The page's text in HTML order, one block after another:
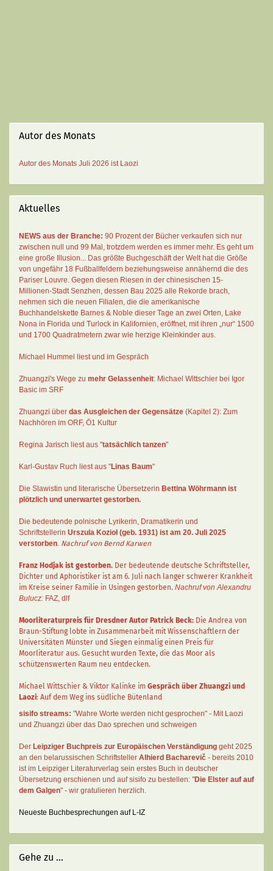
Autor des Monats
Autor des Monats Juli 2026 ist Laozi
Aktuelles
NEWS aus der Branche: 90 Prozent der Bücher verkaufen sich nur
zwischen null und 99 Mal , trotzdem werden es immer mehr. Es geht um
eine große Illusion... Das größte Buchgeschäft der Welt hat die Größe
von ungefähr 18 Fußballfeldern beziehungsweise annähernd die des
Pariser Louvre. Gegen diesen Riesen in der chinesischen 15-
Millionen-Stadt Senzhen, dessen Bau 2025 alle Rekorde brach,
nehmen sich die neuen Filialen, die die amerikanische
Buchhandelskette Barnes & Noble dieser Tage an zwei Orten, Lake
Nona in Florida und Turlock in Kalifornien, eröffnet, mit ihren „nur“ 1500
und 1700 Quadratmetern zwar wie herzige Kleinkinder aus.
Michael Hummel liest und im Gespräch
Zhuangzi's Wege zu mehr Gelassenheit: Michael Wittschier bei Igor
Basic im SRF
Zhuangzi über das Ausgleichen der Gegensätze (Kapitel 2): Zum
Nachhören im ORF, Ö1 Kultur
Regina Jarisch liest aus "tatsächlich tanzen"
Karl-Gustav Ruch liest aus "Linas Baum"
Die Slawistin und literarische Übersetzerin Bettina Wöhrmann ist
plötzlich und unerwartet gestorben.
Die bedeutende polnische Lyrikerin, Dramatikerin und
Schriftstellerin Urszula Kozioł (geb. 1931) ist am 20. Juli 2025
verstorben. Nachruf von Bernd Karwen
Franz Hodjak ist gestorben. Der bedeutende deutsche Schriftsteller,
Dichter und Aphoristiker ist am 6. Juli nach langer schwerer Krankheit
im Kreise seiner Familie in Usingen gestorben. Nachruf von Alexandru
Bulucz: FAZ, dlf
Moorliteraturpreis für Dresdner Autor Patrick Beck: Die Andrea von
Braun-Stiftung lobte in Zusammenarbeit mit Wissenschaftlern der
Universitäten Münster und Siegen einmalig einen Preis für
Moorliteratur aus. Gesucht wurden Texte, die das Moor als
schützenswerten Raum neu entdecken.
Michael Wittschier & Viktor Kalinke im Gespräch über Zhuangzi und
Laozi: Auf dem Weg ins südliche Bütenland
sisifo streams: "Wahre Worte werden nicht gesprochen" - Mit Laozi
und Zhuangzi über das Dao sprechen und schweigen
Der Leipziger Buchpreis zur Europäischen Verständigung geht 2025
an den belarussischen Schriftsteller Alhierd Bacharevič - bereits 2010
ist im Leipziger Literaturverlag sein erstes Buch in deutscher
Übersetzung erschienen und auf sisifo zu bestellen: "Die Elster auf auf
dem Galgen" - wir gratulieren herzlich.
Neueste Buchbesprechungen auf L-IZ
Gehe zu ...